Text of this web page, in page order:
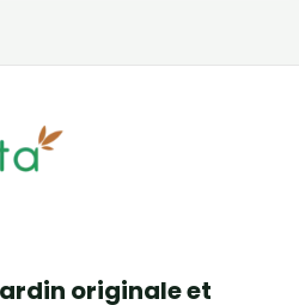
originale et